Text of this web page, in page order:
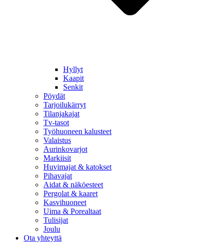
Hyllyt
Kaapit
Senkit
Pöydät
Tarjoilukärryt
Tilanjakajat
Tv-tasot
Työhuoneen kalusteet
Valaistus
Aurinkovarjot
Markiisit
Huvimajat & katokset
Pihavajat
Aidat & näköesteet
Pergolat & kaaret
Kasvihuoneet
Uima & Porealtaat
Tulisijat
Joulu
Ota yhteyttä